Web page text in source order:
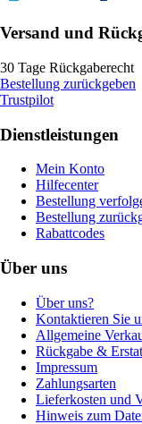
Versand und
30 Tage Rückgaberecht
Bestellung zurückgeben
Trustpilot
Dienstleistungen
Mein Konto
Hilfecenter
Bestellung
Bestellung
Rabattcodes
Über uns
Über uns?
Kontaktieren Sie
Allgemeine
Rückgabe &
Impressum
Zahlungsarten
Lieferkosten und
Hinweis zum